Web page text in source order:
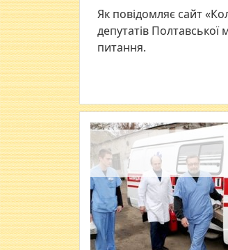
Як повідомляє сайт
депутатів
питання.